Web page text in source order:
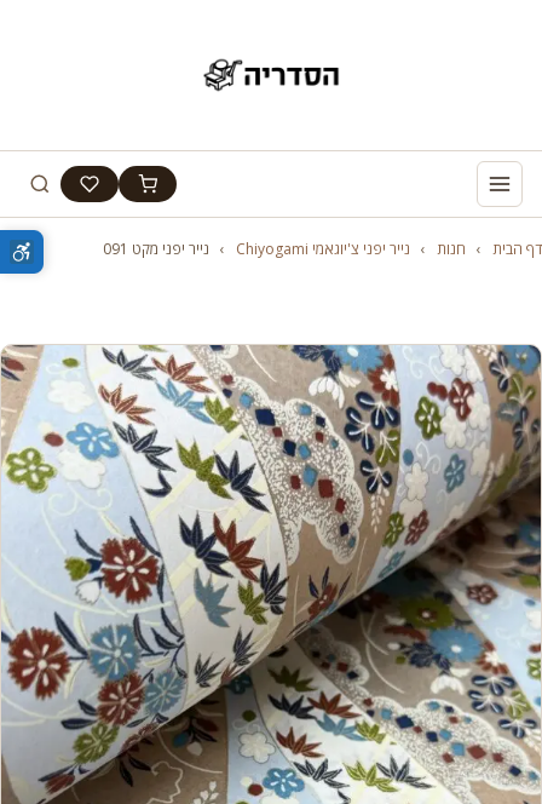
דף הבית › חנות › נייר יפני צ'יוגאמי Chiyogami › נייר יפני מקט 091